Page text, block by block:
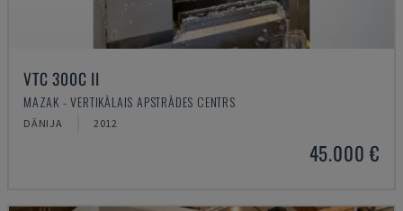
VTC 300C II
MAZAK - VERTIKĀLAIS APSTRĀDES CENTRS
DĀNIJA 2012
45.000 €